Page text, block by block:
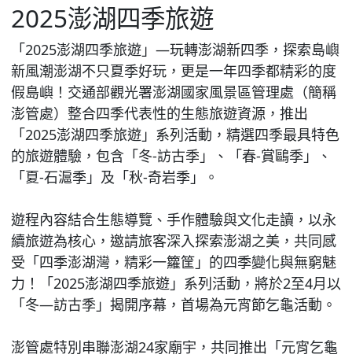
2025澎湖四季旅遊
「2025澎湖四季旅遊」—玩轉澎湖新四季，探索島嶼
新風潮澎湖不只夏季好玩，更是一年四季都精彩的度
假島嶼！交通部觀光署澎湖國家風景區管理處（簡稱
澎管處）整合四季代表性的生態旅遊資源，推出
「2025澎湖四季旅遊」系列活動，精選四季最具特色
的旅遊體驗，包含「冬-訪古季」、「春-賞鷗季」、
「夏-石滬季」及「秋-奇岩季」。
遊程內容結合生態導覽、手作體驗與文化走讀，以永
續旅遊為核心，邀請旅客深入探索澎湖之美，共同感
受「四季澎湖灣，精彩一籮筐」的四季變化與無窮魅
力！「2025澎湖四季旅遊」系列活動，將於2至4月以
「冬—訪古季」揭開序幕，首場為元宵節乞龜活動。
澎管處特別串聯澎湖24家廟宇，共同推出「元宵乞龜